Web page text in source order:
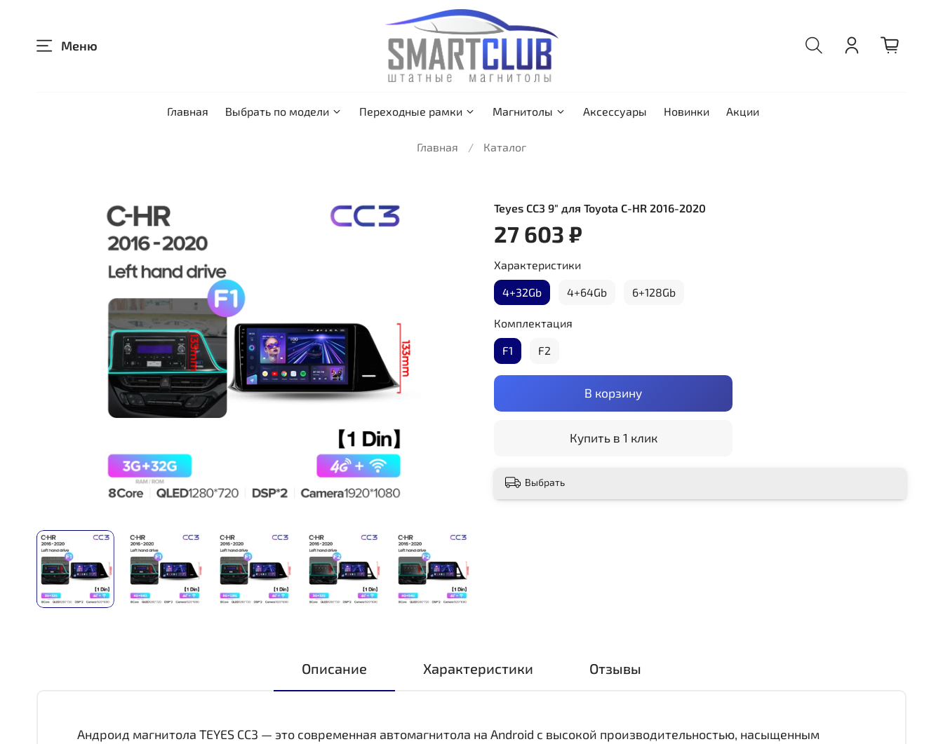
Меню
Главная Выбрать по модели Переходные рамки Магнитолы Аксессуары Новинки Акции
Главная Каталог
Teyes CC3 9" для Toyota C-HR 2016-2020
27 603 ₽
В корзину
Купить в 1 клик
Характеристики
4+32Gb 4+64Gb 6+128Gb
Комплектация
F1 F2
Выбрать
Описание Характеристики Отзывы
Андроид магнитола TEYES CC3 — это современная автомагнитола на Android с высокой производительностью, насыщенным